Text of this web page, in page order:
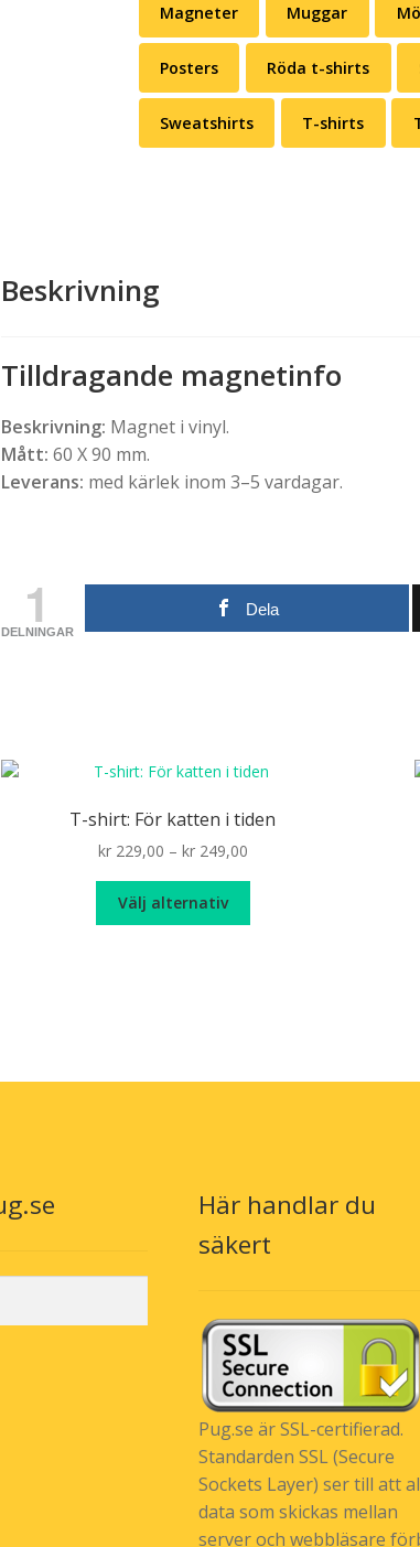
Magneter Muggar
Posters Röda t-shirts
Sweatshirts T-shirts
Beskrivning
Tilldragande magnetinfo
Beskrivning: Magnet i vinyl.
Mått: 60 X 90 mm.
Leverans: med kärlek inom 3–5 vardagar.
1
DELNINGAR
Dela
T-shirt: För katten i tiden
kr229,00 – kr249,00Price
through
Välj alternativ
alternativen
Här handlar du
säkert
Pug.se är SSL-certifierad.
Standarden SSL (Secure
Sockets Layer) ser till att
data som skickas mellan
server och webbläsare